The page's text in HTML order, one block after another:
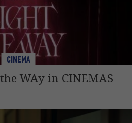
CINEMA
WAy in CINEMAS